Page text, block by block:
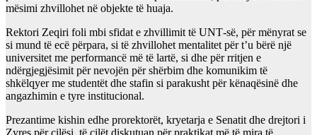
mësimi zhvillohet në objekte të huaja.
Rektori Zeqiri foli mbi sfidat e zhvillimit të UNT‐së, për mënyrat se
si mund të ecë përpara, si të zhvillohet mentalitet për t’u bërë një
universitet me performancë më të lartë, si dhe për rritjen e
ndërgjegjësimit për nevojën për shërbim dhe komunikim të
shkëlqyer me studentët dhe stafin si parakusht për kënaqësinë dhe
angazhimin e tyre institucional.
Prezantime kishin edhe prorektorët, kryetarja e Senatit dhe drejtori i
Zyres për cilësi, të cilët diskutuan për praktikat më të mira të